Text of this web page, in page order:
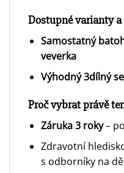
Dostupné varianty a
Samostatný
veverka
Výhodný 3dílný
Proč vybrat právě
Záruka 3 roky–
Zdravotní
s odborníky na